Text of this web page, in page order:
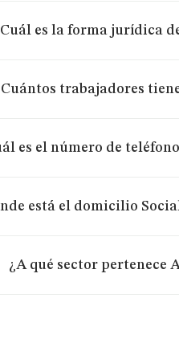
es la forma jurídica
trabajadores
es el número de
está el domicilio
¿A qué sector pertenece